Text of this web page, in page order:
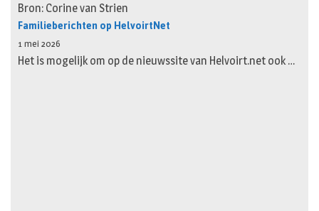
Bron: Corine van Strien
Familieberichten op HelvoirtNet
1 mei 2026
Het is mogelijk om op de nieuwssite van Helvoirt.net ook …